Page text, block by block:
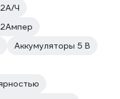
Ч
Аккумуляторы 5 В